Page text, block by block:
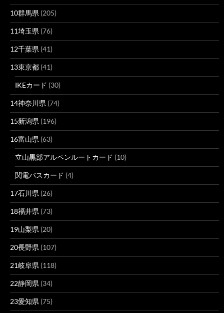
10群馬県 (205)
11埼玉県 (76)
12千葉県 (41)
13東京都 (41)
IKEカード (30)
14神奈川県 (74)
15新潟県 (196)
16富山県 (63)
立山黒部アルペンルートカード (10)
関電バスカード (4)
17石川県 (26)
18福井県 (73)
19山梨県 (20)
20長野県 (107)
21岐阜県 (118)
22静岡県 (34)
23愛知県 (75)